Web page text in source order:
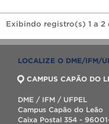
Exibindo registro(s) 1 a 2
LOCALIZE O DME/IFM/
CAMPUS CAPÃO DO
DME / IFM / UFPEL
Campus Capão do Leão
Caixa Postal 354 -